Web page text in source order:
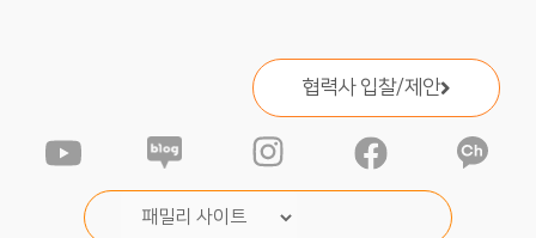
협력사 입찰/제안